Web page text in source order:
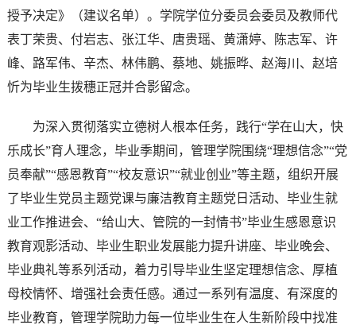
授予决定》（建议名单）。学院学位分委员会委员及教师代
表丁荣贵、付岩志、张江华、唐贵瑶、黄潇婷、陈志军、许
峰、路军伟、辛杰、林伟鹏、蔡地、姚振晔、赵海川、赵培
忻为毕业生拨穗正冠并合影留念。
为深入贯彻落实立德树人根本任务，践行“学在山大，快
乐成长”育人理念，毕业季期间，管理学院围绕“理想信念”“党
员奉献”“感恩教育”“校友意识”“就业创业”等主题，组织开展
了毕业生党员主题党课与廉洁教育主题党日活动、毕业生就
业工作推进会、“给山大、管院的一封情书”毕业生感恩意识
教育观影活动、毕业生职业发展能力提升讲座、毕业晚会、
毕业典礼等系列活动，着力引导毕业生坚定理想信念、厚植
母校情怀、增强社会责任感。通过一系列有温度、有深度的
毕业教育，管理学院助力每一位毕业生在人生新阶段中找准